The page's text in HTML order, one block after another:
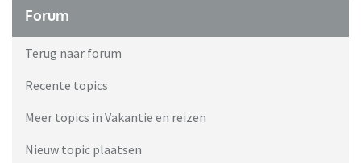
Forum
Terug naar forum
Recente topics
Meer topics in Vakantie en reizen
Nieuw topic plaatsen